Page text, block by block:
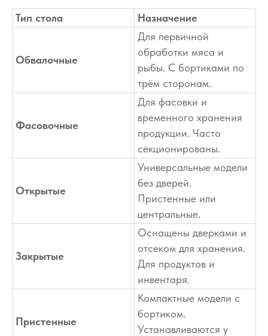
Тип стола Назначение
Обвалочные
Для первичной
обработки мяса и
рыбы. С бортиками по
трём сторонам.
Фасовочные
Для фасовки и
временного хранения
продукции. Часто
секционированы.
Открытые
Универсальные модели
без дверей.
Пристенные или
центральные.
Закрытые
Оснащены дверками и
отсеком для хранения.
Для продуктов и
инвентаря.
Пристенные
Компактные модели с
бортиком.
Устанавливаются у